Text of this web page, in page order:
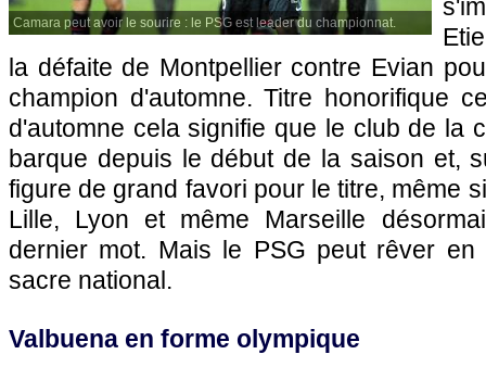
Camara peut avoir le sourire : le PSG est leader du championnat.
la défaite de Montpelliercontre Evian
champion d'automne. Titre honorifique
d'automne cela signifie que le club de la
barque depuis le début de la saison et,
figure de grand favori pour le titre, même
Lille, Lyon et même Marseille
dernier mot. Mais le PSG peut rêver en
sacre national.
Valbuena en forme olympique